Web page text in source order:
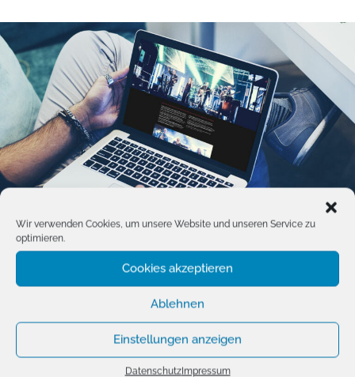
Wir verwenden Cookies, um unsere Website und unseren Service zu
optimieren.
Cookies akzeptieren
Ablehnen
Einstellungen anzeigen
DatenschutzImpressum
Webdesign